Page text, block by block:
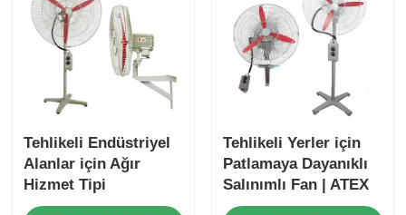
Tehlikeli Endüstriyel
Alanlar için Ağır
Hizmet Tipi
Patlamaya Dayanıklı
Tehlikeli Yerler için
Patlamaya Dayanıklı
Salınımlı Fan | ATEX
Sertifikalı